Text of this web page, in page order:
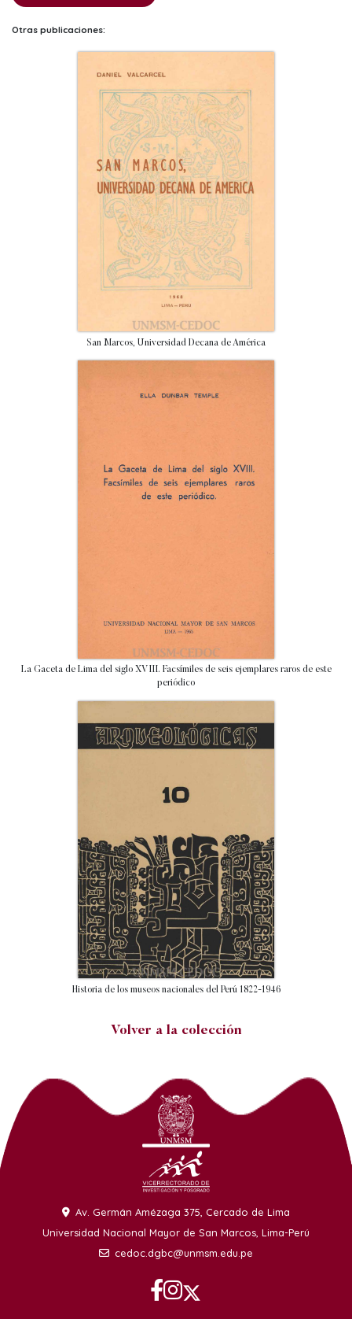
Otras publicaciones:
San Marcos, Universidad Decana de América
La Gaceta de Lima del siglo XVIII. Facsímiles de seis ejemplares raros de este
periódico
Historia de los museos nacionales del Perú 1822-1946
Volver a la colección
Av. Germán Amézaga 375, Cercado de Lima
Universidad Nacional Mayor de San Marcos, Lima-Perú
cedoc.dgbc@unmsm.edu.pe